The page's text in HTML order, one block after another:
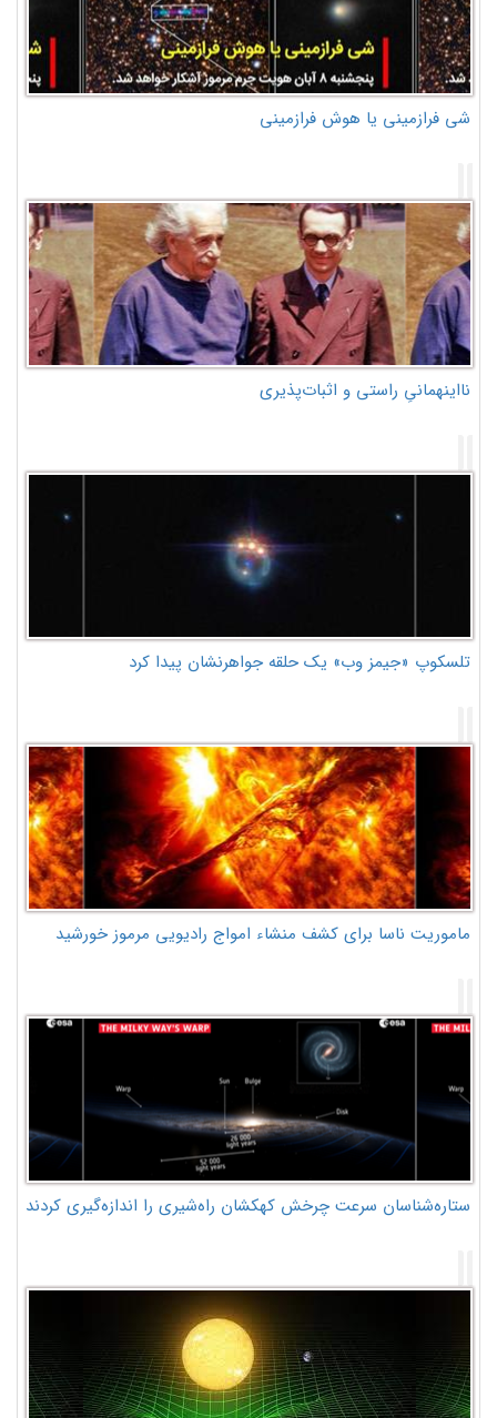
شی فرازمینی یا هوش فرازمینی
نااینهمانیِ راستی و اثبات‌پذیری
تلسکوپ «جیمز وب» یک حلقه جواهرنشان پیدا کرد
ماموریت ناسا برای کشف منشاء امواج رادیویی مرموز خورشید
ستاره‌شناسان سرعت چرخش کهکشان راه‌شیری را اندازه‌گیری کردند